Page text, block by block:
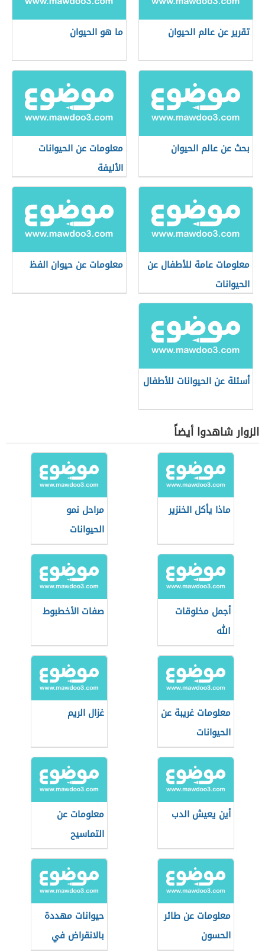
تقرير عن عالم الحيوان ما هو الحيوان
بحث عن عالم الحيوان
معلومات عن الحيوانات
الأليفة
معلومات عامة للأطفال عن
الحيوانات
معلومات عن حيوان الفظ
أسئلة عن الحيوانات للأطفال
الزوار شاهدوا أيضاً
ماذا يأكل الخنزير
مراحل نمو
الحيوانات
أجمل مخلوقات
الله
صفات الأخطبوط
معلومات غريبة عن
الحيوانات
غزال الريم
أين يعيش الدب
معلومات عن
التماسيح
معلومات عن طائر
الحسون
حيوانات مهددة
بالانقراض في